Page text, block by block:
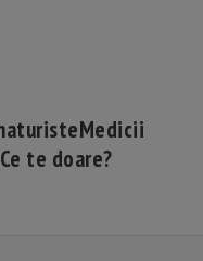
Medicii
Ce te doare?